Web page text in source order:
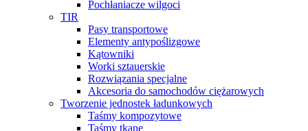
Pochłaniacze wilgoci
TIR
Pasy transportowe
Elementy antypoślizgowe
Kątowniki
Worki sztauerskie
Rozwiązania specjalne
Akcesoria do samochodów ciężarowych
Tworzenie jednostek ładunkowych
Taśmy kompozytowe
Taśmy tkane